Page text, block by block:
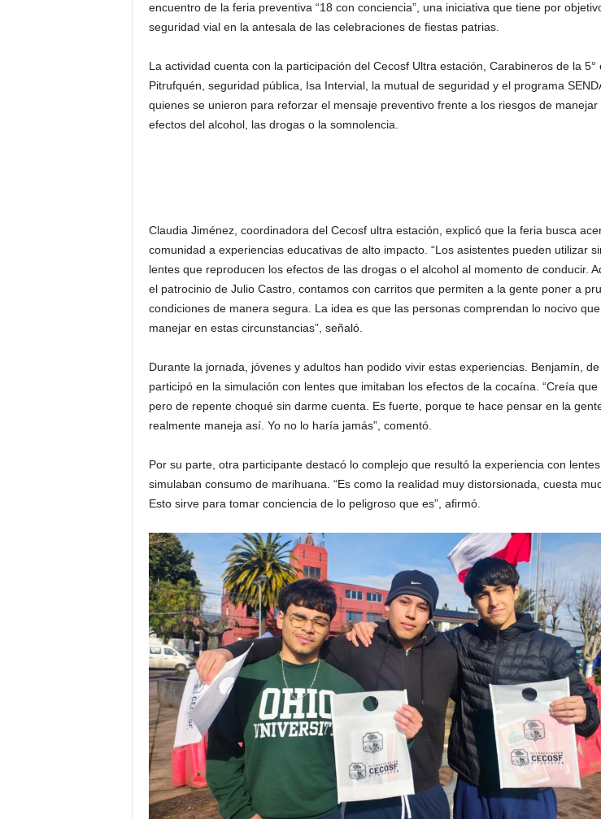
encuentro de la feria preventiva “18 con conciencia”, una iniciativa que tiene por
seguridad vial en la antesala de las celebraciones de fiestas patrias.
La actividad cuenta con la participación del Cecosf Ultra estación, Carabineros de la 5°
Pitrufquén, seguridad pública, Isa Intervial, la mutual de seguridad y el programa
quienes se unieron para reforzar el mensaje preventivo frente a los riesgos de manejar
efectos del alcohol, las drogas o la somnolencia.
Claudia Jiménez, coordinadora del Cecosf ultra estación, explicó que la feria busca
comunidad a experiencias educativas de alto impacto. “Los asistentes pueden utilizar
lentes que reproducen los efectos de las drogas o el alcohol al momento de conducir.
el patrocinio de Julio Castro, contamos con carritos que permiten a la gente poner a
condiciones de manera segura. La idea es que las personas comprendan lo nocivo
manejar en estas circunstancias”, señaló.
Durante la jornada, jóvenes y adultos han podido vivir estas experiencias. Benjamín, de
participó en la simulación con lentes que imitaban los efectos de la cocaína. “Creía que
pero de repente choqué sin darme cuenta. Es fuerte, porque te hace pensar en la
realmente maneja así. Yo no lo haría jamás”, comentó.
Por su parte, otra participante destacó lo complejo que resultó la experiencia con
simulaban consumo de marihuana. “Es como la realidad muy distorsionada, cuesta
Esto sirve para tomar conciencia de lo peligroso que es”, afirmó.